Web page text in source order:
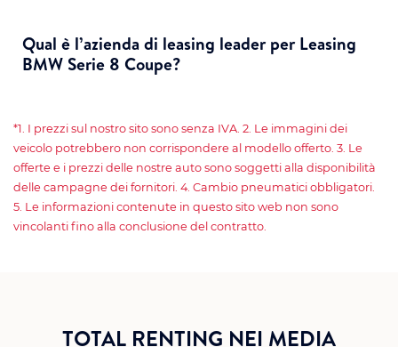
Qual è l’azienda di leasing leader per Leasing
BMW Serie 8 Coupe?
*1. I prezzi sul nostro sito sono senza IVA. 2. Le immagini dei
veicolo potrebbero non corrispondere al modello offerto. 3. Le
offerte e i prezzi delle nostre auto sono soggetti alla disponibilità
delle campagne dei fornitori. 4. Cambio pneumatici obbligatori.
5. Le informazioni contenute in questo sito web non sono
vincolanti fino alla conclusione del contratto.
TOTAL RENTING NEI MEDIA